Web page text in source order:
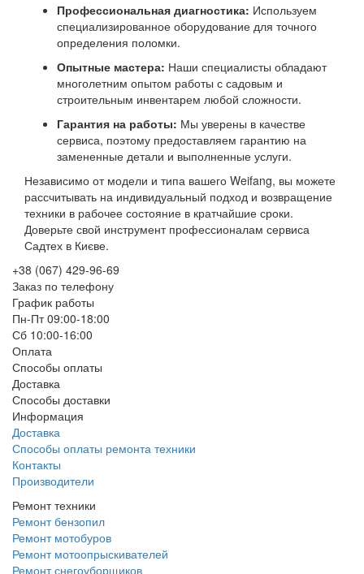
Профессиональная диагностика: Используем
специализированное оборудование для точного
определения поломки.
Опытные мастера: Наши специалисты обладают
многолетним опытом работы с садовым и
строительным инвентарем любой сложности.
Гарантия на работы: Мы уверены в качестве
сервиса, поэтому предоставляем гарантию на
замененные детали и выполненные услуги.
Независимо от модели и типа вашего Weifang, вы можете
рассчитывать на индивидуальный подход и возвращение
техники в рабочее состояние в кратчайшие сроки.
Доверьте свой инструмент профессионалам сервиса
Садтех в Києве.
+38 (067) 429-96-69
Заказ по телефону
График работы
Пн-Пт 09:00-18:00
Сб 10:00-16:00
Оплата
Способы оплаты
Доставка
Способы доставки
Информация
Доставка
Способы оплаты ремонта техники
Контакты
Производители
Ремонт техники
Ремонт бензопил
Ремонт мотобуров
Ремонт мотоопрыскивателей
Ремонт снегоуборщиков